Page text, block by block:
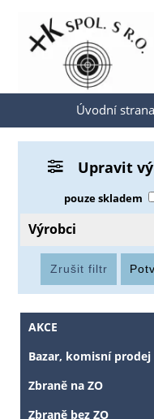
Přihlásit se
Úvodní strana
Upravit
pouze skladem
Výrobci
AKCE
Bazar, komisní prodej
Zbraně na ZO
Zbraně bez ZO